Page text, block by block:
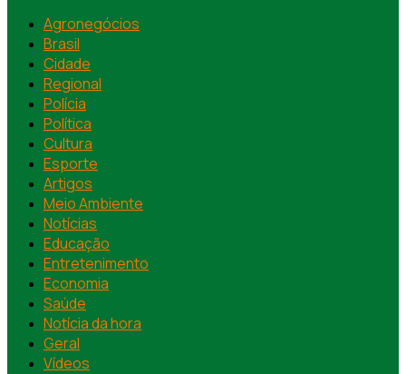
Agronegócios
Brasil
Cidade
Regional
Polícia
Política
Cultura
Esporte
Artigos
Meio Ambiente
Notícias
Educação
Entretenimento
Economia
Saúde
Notícia da hora
Geral
Vídeos